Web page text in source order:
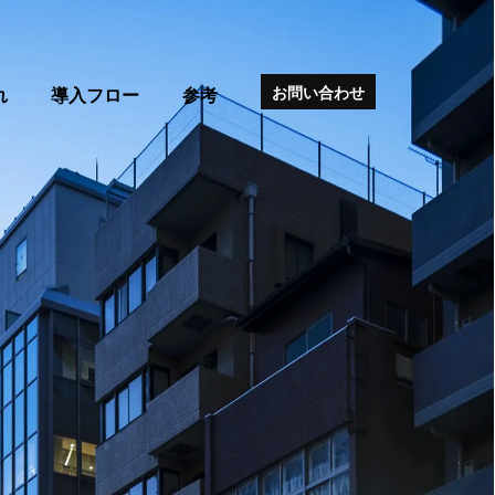
導入フロー 参考 お問い合わせ